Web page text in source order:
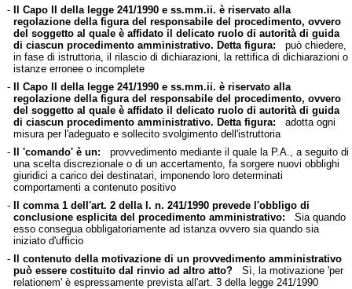
- Il Capo II della legge 241/1990 e ss.mm.ii. è riservato alla
regolazione della figura del responsabile del procedimento, ovvero
del soggetto al quale è affidato il delicato ruolo di autorità di guida
di ciascun procedimento amministrativo. Detta figura: può chiedere,
in fase di istruttoria, il rilascio di dichiarazioni, la rettifica di dichiarazioni o
istanze erronee o incomplete
- Il Capo II della legge 241/1990 e ss.mm.ii. è riservato alla
regolazione della figura del responsabile del procedimento, ovvero
del soggetto al quale è affidato il delicato ruolo di autorità di guida
di ciascun procedimento amministrativo. Detta figura: adotta ogni
misura per l'adeguato e sollecito svolgimento dell'istruttoria
- Il 'comando' è un: provvedimento mediante il quale la P.A., a seguito di
una scelta discrezionale o di un accertamento, fa sorgere nuovi obblighi
giuridici a carico dei destinatari, imponendo loro determinati
comportamenti a contenuto positivo
- Il comma 1 dell'art. 2 della l. n. 241/1990 prevede l'obbligo di
conclusione esplicita del procedimento amministrativo: Sia quando
esso consegua obbligatoriamente ad istanza ovvero sia quando sia
iniziato d'ufficio
- Il contenuto della motivazione di un provvedimento amministrativo
può essere costituito dal rinvio ad altro atto?Sì, la motivazione 'per
relationem' è espressamente prevista all'art. 3 della legge 241/1990